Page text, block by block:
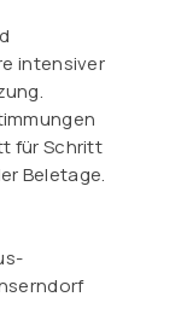
intensiver
für Schritt
Beletage.